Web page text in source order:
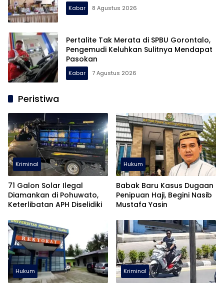
Kabar 8 Agustus 2026
Pertalite Tak Merata di SPBU Gorontalo,
Pengemudi Keluhkan Sulitnya Mendapat
Pasokan
Kabar 7 Agustus 2026
Peristiwa
Kriminal
71 Galon Solar Ilegal
Diamankan di Pohuwato,
Keterlibatan APH Diselidiki
Hukum
Babak Baru Kasus Dugaan
Penipuan Haji, Begini Nasib
Mustafa Yasin
Hukum Kriminal